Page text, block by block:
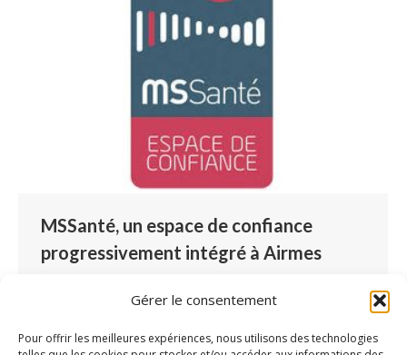
Gérer le consentement
Pour offrir les meilleures expériences, nous utilisons des technologies
MSSanté, un espace de confiance
progressivement intégré à Airmes
Laisser un commentaire
Les messageries sécurisées de santé (MSSanté)